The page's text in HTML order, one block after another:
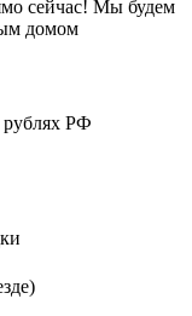
сейчас! Мы будем
домом
рублях РФ